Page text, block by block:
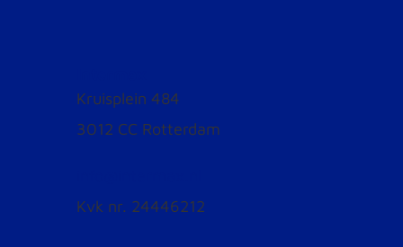
Kruisplein 484
3012 CC Rotterdam
Kvk nr. 24446212